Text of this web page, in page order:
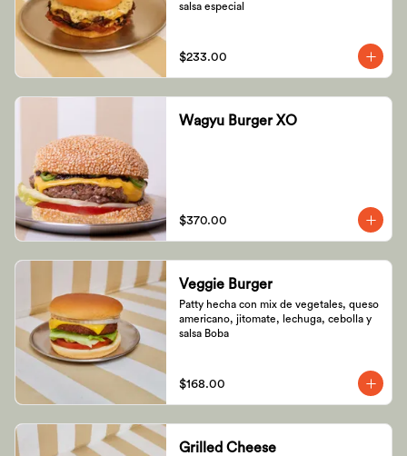
salsa especial
$233.00
Wagyu Burger XO
$370.00
Veggie Burger
Patty hecha con mix de vegetales, queso
americano, jitomate, lechuga, cebolla y
salsa Boba
$168.00
Grilled Cheese